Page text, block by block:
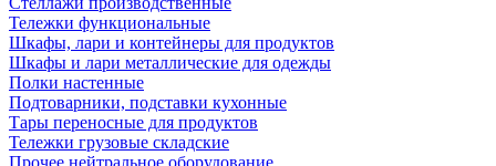
Тележки функциональные
Шкафы, лари и контейнеры для продуктов
Шкафы и лари металлические для одежды
Полки настенные
Подтоварники, подставки кухонные
Тары переносные для продуктов
Тележки грузовые складские
Прочее нейтральное оборудование